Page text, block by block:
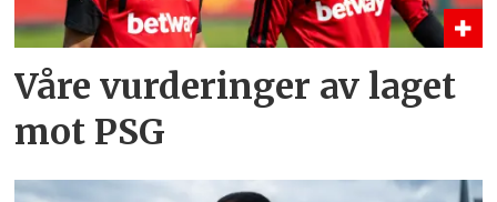
Våre vurderinger av laget
mot PSG